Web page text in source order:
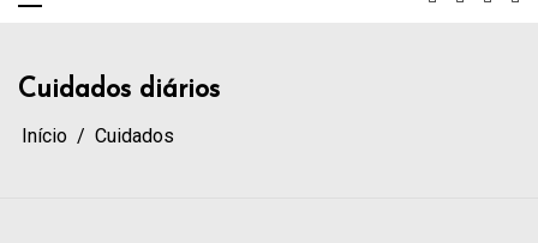
Cuidados diários
Início Cuidados